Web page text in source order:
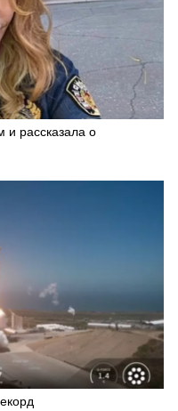
и рассказала о